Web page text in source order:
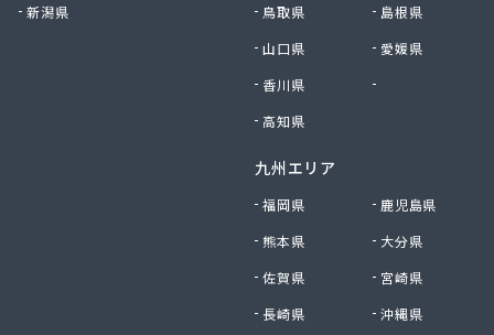
有限会社ニシモトヤ
有限会社吉本ガス産業 本社・ガス部
新潟県
鳥取県
島根県
山口県
愛媛県
香川県
高知県
九州エリア
福岡県
鹿児島県
熊本県
大分県
佐賀県
宮崎県
長崎県
沖縄県